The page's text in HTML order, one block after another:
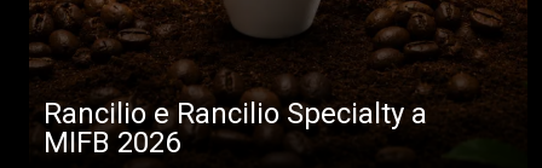
Rancilio e Rancilio Specialty a
MIFB 2026